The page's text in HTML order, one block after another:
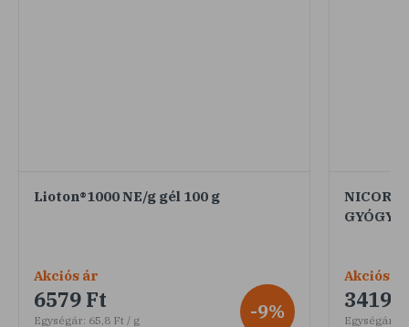
Lioton®1000 NE/g gél 100 g
Akciós ár
6579 Ft
Egységár: 65,8 Ft / g
-9%
Akciós ár
3419
Egységár: